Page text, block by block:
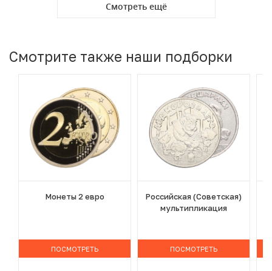
Смотреть ещё
Смотрите также наши подборки
Монеты 2 евро
ПОСМОТРЕТЬ
Российская (Советская)
мультипликация
ПОСМОТРЕТЬ